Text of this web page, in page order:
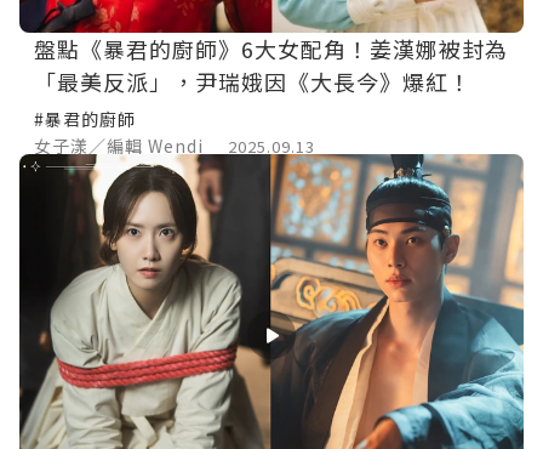
盤點《暴君的廚師》6大女配角！姜漢娜被封為
「最美反派」，尹瑞娥因《大長今》爆紅！
#暴君的廚師
女子漾／編輯 Wendi
2025.09.13